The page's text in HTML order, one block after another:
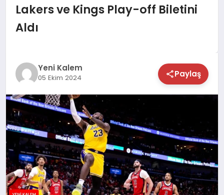
YAŞAM
SAĞLIK
MAGAZİN
EĞİTİM
Lakers ve Kings Play-off Biletini
Aldı
Yeni Kalem
05 Ekim 2024 Paylaş